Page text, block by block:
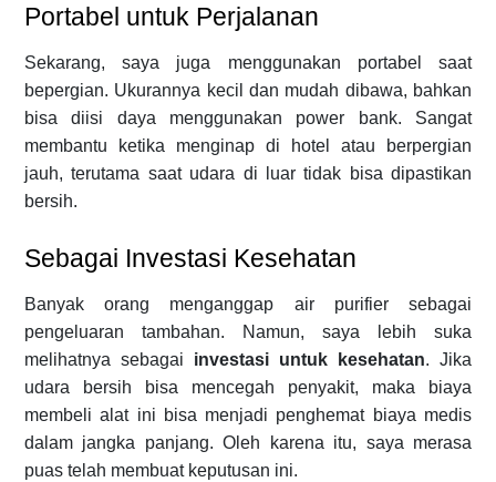
Portabel untuk Perjalanan
Sekarang, saya juga menggunakan portabel saat
bepergian. Ukurannya kecil dan mudah dibawa, bahkan
bisa diisi daya menggunakan power bank. Sangat
membantu ketika menginap di hotel atau berpergian
jauh, terutama saat udara di luar tidak bisa dipastikan
bersih.
Sebagai Investasi Kesehatan
Banyak orang menganggap air purifier sebagai
pengeluaran tambahan. Namun, saya lebih suka
melihatnya sebagai investasi untuk kesehatan. Jika
udara bersih bisa mencegah penyakit, maka biaya
membeli alat ini bisa menjadi penghemat biaya medis
dalam jangka panjang. Oleh karena itu, saya merasa
puas telah membuat keputusan ini.